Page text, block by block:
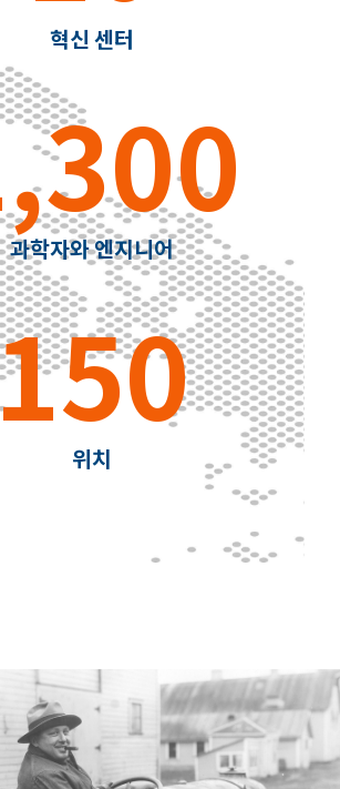
혁신 센터
과학자와 엔지니어
위치